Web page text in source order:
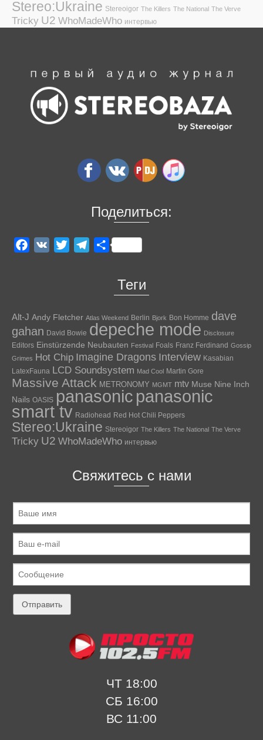
Stereo:Ukraine Stereoigor The Killers The National The Verve
Tricky U2 WhoMadeWho интервью
Поделиться:
Facebook
VK Twitter TelegramОтправить
Теги
Alt-J Andy Fletcher Atlas Weekend Berlin Bjork Bon Homme dave
gahan David Bowie depeche mode Disclosure
Editors Einstürzende Neubauten Festival Foals Franz Ferdinand Gossip
Grimes Hot Chip Imagine Dragons Interview Kasabian
LatexFauna LCD Soundsystem Mad Cool Martin Gore
Massive Attack METRONOMY MGMT mtv Muse Nine Inch
Nails OASIS panasonic panasonic
smart tv Radiohead Red Hot Chili Peppers
Stereo:Ukraine Stereoigor The Killers The National The Verve
Tricky U2 WhoMadeWho интервью
Свяжитесь с нами
ЧТ 18:00
СБ 16:00
ВС 11:00